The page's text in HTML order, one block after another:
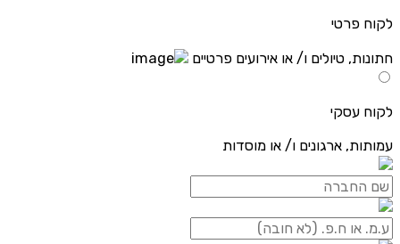
לקוח פרטי
חתונות, טיולים ו/ או אירועים פרטיים
לקוח עסקי
עמותות, ארגונים ו/ או מוסדות